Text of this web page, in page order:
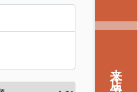
来店予約